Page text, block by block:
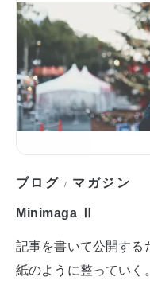
ブログ / マガジン
Minimaga Ⅱ
記事を書いて公開する
紙のように整っていく